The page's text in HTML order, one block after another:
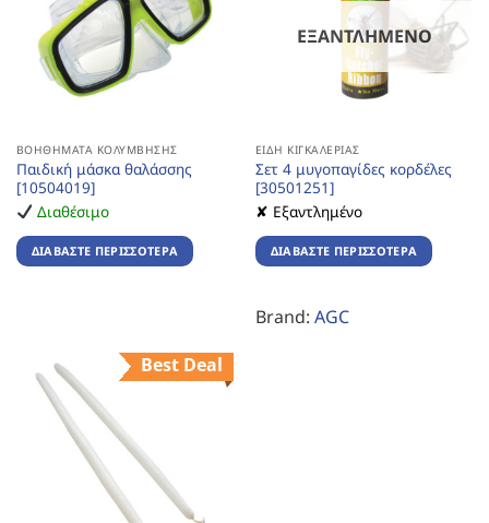
ΒΟΗΘΉΜΑΤΑ ΚΟΛΎΜΒΗΣΗΣ
Παιδική μάσκα θαλάσσης
[10504019]
Διαθέσιμο
ΔΙΑΒΆΣΤΕ ΠΕΡΙΣΣΌΤΕΡΑ
ΕΞΑΝΤΛΗΜΈΝΟ
ΕΊΔΗ ΚΙΓΚΑΛΕΡΊΑΣ
Σετ 4 μυγοπαγίδες κορδέλες
[30501251]
✘ Εξαντλημένο
ΔΙΑΒΆΣΤΕ ΠΕΡΙΣΣΌΤΕΡΑ
Brand: AGC
Best Deal